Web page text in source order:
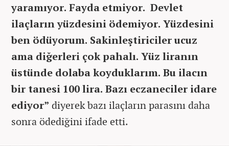
yaramıyor. Fayda etmiyor. Devlet
ilaçların yüzdesini ödemiyor. Yüzdesini
ben ödüyorum. Sakinleştiriciler ucuz
ama diğerleri çok pahalı. Yüz liranın
üstünde dolaba koyduklarım. Bu ilacın
bir tanesi 100 lira. Bazı eczaneciler idare
ediyor” diyerek bazı ilaçların parasını daha
sonra ödediğini ifade etti.